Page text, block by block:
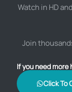
Watch in HD
Join
If you need more
Click To